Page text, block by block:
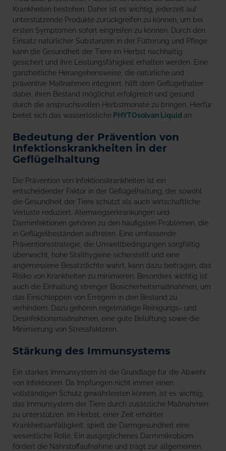
Krankheiten bestehen. Daher ist es wichtig, jederzeit auf
unterstützende Produkte zurückgreifen zu können, um bei
ersten Symptomen sofort eingreifen zu können. Durch den
Einsatz natürlicher Substanzen in der Fütterung und Pflege
kann die Gesundheit der Tiere im Herbst nachhaltig
gesichert und ihre Leistungsfähigkeit erhalten werden. Eine
ganzheitliche Herangehensweise, die natürliche und
präventive Maßnahmen integriert, hilft dem Geflügelhalter
dabei, ihren Bestand möglichst erfolgreich und gesund
durch die anspruchsvollen Herbstmonate zu bringen. Hierfür
bietet sich das wasserlösliche PHYTOsolvan Liquid an.
Bedeutung der Prävention von
Infektionskrankheiten in der
Geflügelhaltung
Die Prävention von Infektionskrankheiten ist ein
entscheidender Faktor in der Geflügelhaltung, der sowohl
die Gesundheit der Tiere schützt als auch wirtschaftliche
Verluste reduziert. Atemwegserkrankungen und
Darminfektionen gehören zu den häufigsten Problemen, die
in Geflügelbeständen auftreten. Eine umfassende
Präventionsstrategie, die Umweltbedingungen sorgfältig
überwacht, hohe Stallhygiene sicherstellt und eine
angemessene Besatzdichte wahrt, kann dazu beitragen, das
Risiko von Krankheiten zu minimieren. Besonders wichtig ist
auch die Einhaltung strenger Biosicherheitsmaßnahmen, um
das Einschleppen von Erregern in den Bestand zu
verhindern. Dazu gehören regelmäßige Reinigungs- und
Desinfektionsmaßnahmen, eine gute Belüftung sowie die
Minimierung von Stressfaktoren.
Stärkung des Immunsystems
Ein starkes Immunsystem ist die Grundlage für die Abwehr
von Infektionen. Da Impfungen nicht immer einen
vollständigen Schutz gewährleisten können, ist es wichtig,
das Immunsystem der Tiere durch zusätzliche Maßnahmen
zu unterstützen. Im Herbst, einer Zeit erhöhter
Krankheitsanfälligkeit, spielt die Darmgesundheit eine
wesentliche Rolle. Ein ausgeglichenes Darmmikrobiom
fördert die Nährstoffaufnahme und trägt zur allgemeinen